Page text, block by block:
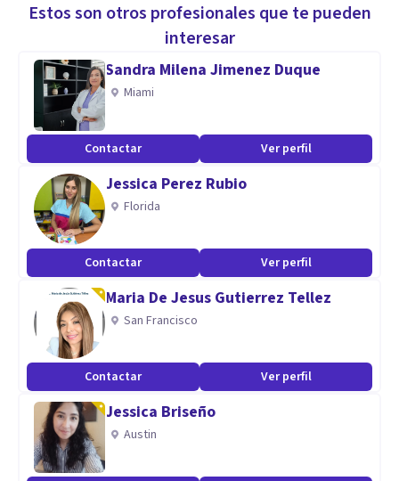
Estos son otros profesionales que te pueden
interesar
Sandra Milena Jimenez Duque
Miami
Contactar Ver perfil
Jessica Perez Rubio
Florida
Contactar Ver perfil
Maria De Jesus Gutierrez Tellez
San Francisco
Contactar Ver perfil
Jessica Briseño
Austin